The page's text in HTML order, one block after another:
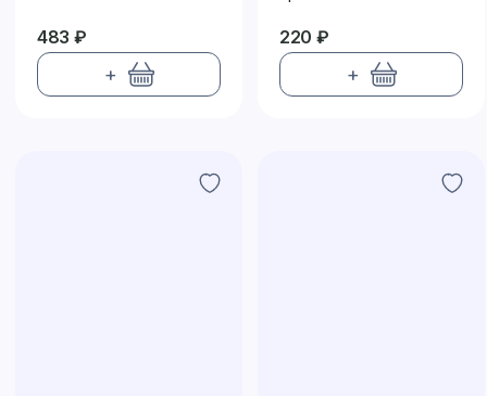
483 ₽
+
220 ₽
+